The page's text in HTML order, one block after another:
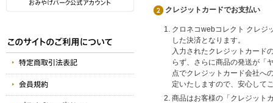
クレジットカードでお支払い
クロネコwebコレクト クレジ
した決済となります。
入力されたクレジットカード
らず、さらに商品の発送が「
点でクレジットカード会社へ
定いたしますので、安心して
商品はお客様の「クレジット